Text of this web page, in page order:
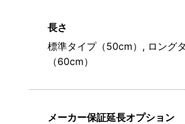
長さ
標準タイプ（50cm）, ロング
（60cm）
メーカー保証延長オプション